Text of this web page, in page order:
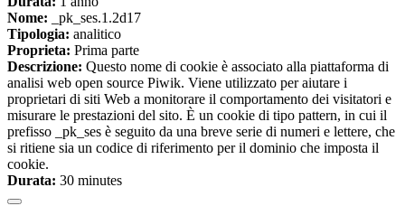
Nome: _pk_ses.1.2d17
Tipologia: analitico
Proprieta: Prima parte
Descrizione: Questo nome di cookie è associato alla piattaforma di
analisi web open source Piwik. Viene utilizzato per aiutare i
proprietari di siti Web a monitorare il comportamento dei visitatori e
misurare le prestazioni del sito. È un cookie di tipo pattern, in cui il
prefisso _pk_ses è seguito da una breve serie di numeri e lettere, che
si ritiene sia un codice di riferimento per il dominio che imposta il
cookie.
Durata: 30 minutes